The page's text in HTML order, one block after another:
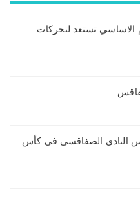
الاساسي تستعد لتحركات
النادي الصفاقسي في كأس